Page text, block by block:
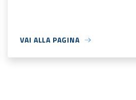
VAI ALLA PAGINA